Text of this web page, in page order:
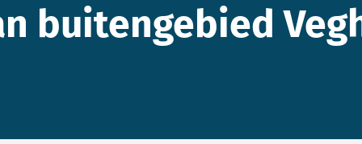
buitengebied